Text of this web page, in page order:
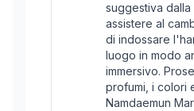
suggestiva dalla
assistere al
di indossare
luogo in modo
immersivo.
profumi, i colori
Namdaemun